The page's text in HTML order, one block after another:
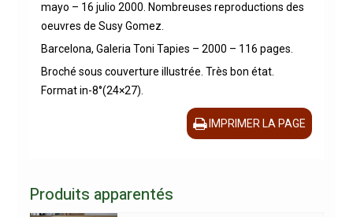
mayo – 16 julio 2000. Nombreuses reproductions des
oeuvres de Susy Gomez.
Barcelona, Galeria Toni Tapies – 2000 – 116 pages.
Broché sous couverture illustrée. Très bon état.
Format in-8°(24×27).
IMPRIMER LA PAGE
Produits apparentés